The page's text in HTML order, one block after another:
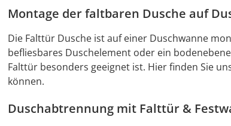
Montage der faltbaren Dusche auf
Die Falttür Dusche ist auf einer Duschwanne
befliesbares Duschelement oder ein
Falttür besonders geeignet ist. Hier finden Sie
können.
Duschabtrennung mit Falttür &